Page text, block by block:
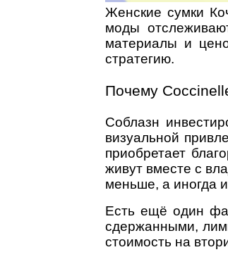
Женские сумки
моды
материалы и
стратегию.
Почему
Соблазн
визуальной
приобретает
живут вместе с
меньше, а иногда
Есть ещё один
сдержанными,
стоимость на